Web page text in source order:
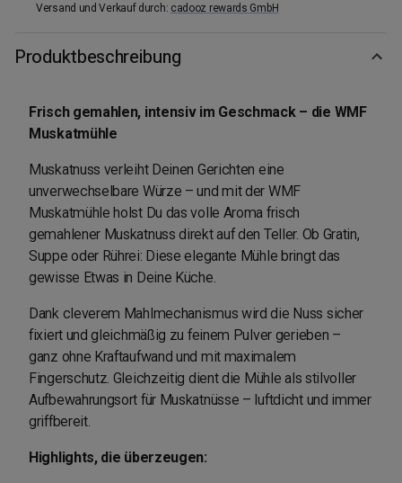
Versand und Verkauf durch: cadooz rewards GmbH
Produktbeschreibung
Frisch gemahlen, intensiv im Geschmack – die WMF
Muskatmühle
Muskatnuss verleiht Deinen Gerichten eine
unverwechselbare Würze – und mit der WMF
Muskatmühle holst Du das volle Aroma frisch
gemahlener Muskatnuss direkt auf den Teller. Ob Gratin,
Suppe oder Rührei: Diese elegante Mühle bringt das
gewisse Etwas in Deine Küche.
Dank cleverem Mahlmechanismus wird die Nuss sicher
fixiert und gleichmäßig zu feinem Pulver gerieben –
ganz ohne Kraftaufwand und mit maximalem
Fingerschutz. Gleichzeitig dient die Mühle als stilvoller
Aufbewahrungsort für Muskatnüsse – luftdicht und immer
griffbereit.
Highlights, die überzeugen: